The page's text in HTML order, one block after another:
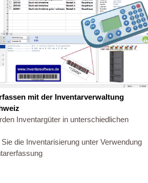
mit der Inventarverwaltung
Inventargüter in unterschiedlichen
die Inventarisierung unter Verwendung